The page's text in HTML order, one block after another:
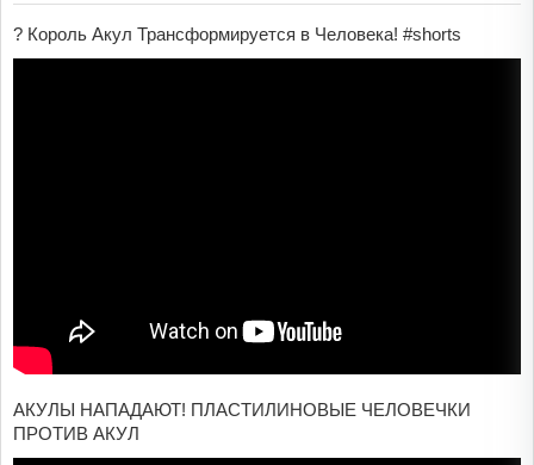
? Король Акул Трансформируется в Человека! #shorts
АКУЛЫ НАПАДАЮТ! ПЛАСТИЛИНОВЫЕ ЧЕЛОВЕЧКИ
ПРОТИВ АКУЛ